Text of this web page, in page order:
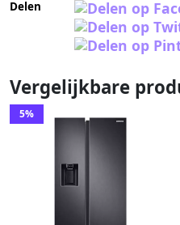
Delen
Vergelijkbare
5%